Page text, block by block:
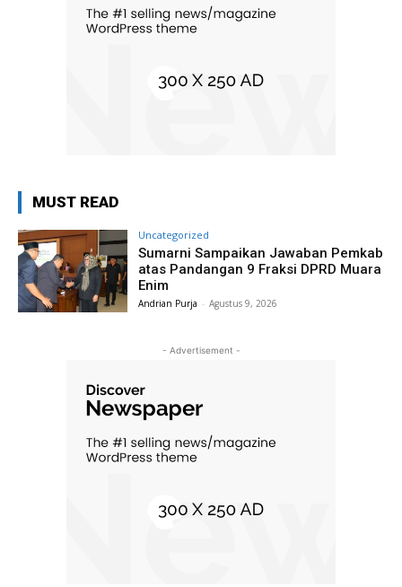
MUST READ
Uncategorized
Sumarni Sampaikan Jawaban Pemkab
atas Pandangan 9 Fraksi DPRD Muara
Enim
Andrian Purja - Agustus 9, 2026
- Advertisement -